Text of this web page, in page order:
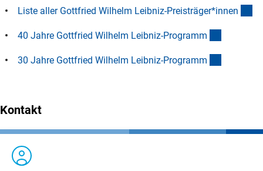
Liste aller Gottfried Wilhelm Leibniz-Preisträger*innen
40 Jahre Gottfried Wilhelm Leibniz-Programm
30 Jahre Gottfried Wilhelm Leibniz-Programm
Kontakt